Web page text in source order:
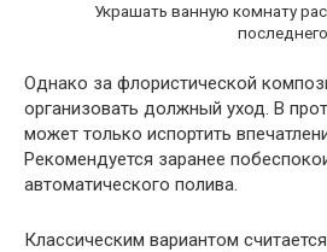
Украшать ванную комнату
Однако за флористической
организовать должный уход. В
может только испортить
Рекомендуется заранее
автоматического полива.
Классическим вариантом